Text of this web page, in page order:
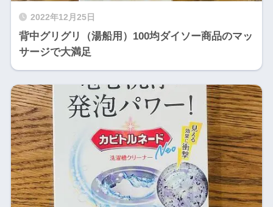
2022年12月25日
背中グリグリ（湯船用）100均ダイソー商品のマッ
サージで大満足